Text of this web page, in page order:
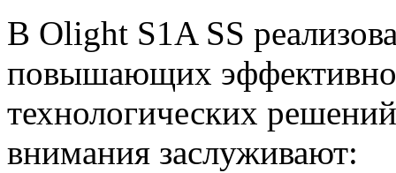
В Olight S1A SS
повышающих
технологических
внимания заслуживают: